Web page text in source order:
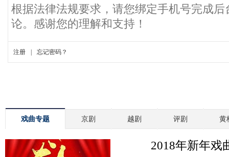
戏曲专题 京剧 越剧 评剧 黄
2018年新年戏